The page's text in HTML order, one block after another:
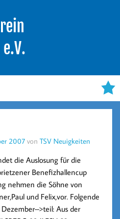
2007vonTSV Neuigkeiten
die Auslosung für die
Benefizhallencup
nehmen die Söhne von
und Felix,vor. Folgende
Aus der